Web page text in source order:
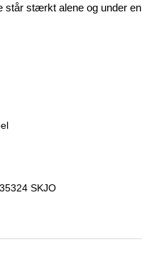
står stærkt alene og under en
SKJO